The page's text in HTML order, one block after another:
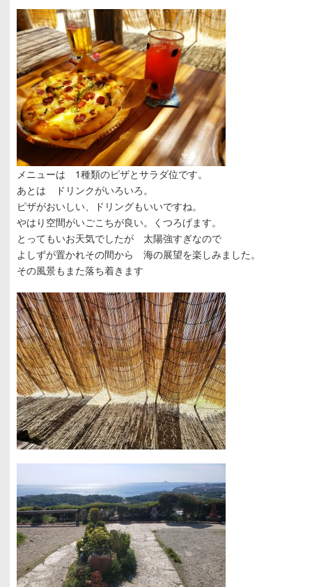
メニューは 1種類のピザとサラダ位です。
あとは ドリンクがいろいろ。
ピザがおいしい、ドリングもいいですね。
やはり空間がいごこちが良い。くつろげます。
とってもいお天気でしたが 太陽強すぎなので
よしずが置かれその間から 海の展望を楽しみました。
その風景もまた落ち着きます